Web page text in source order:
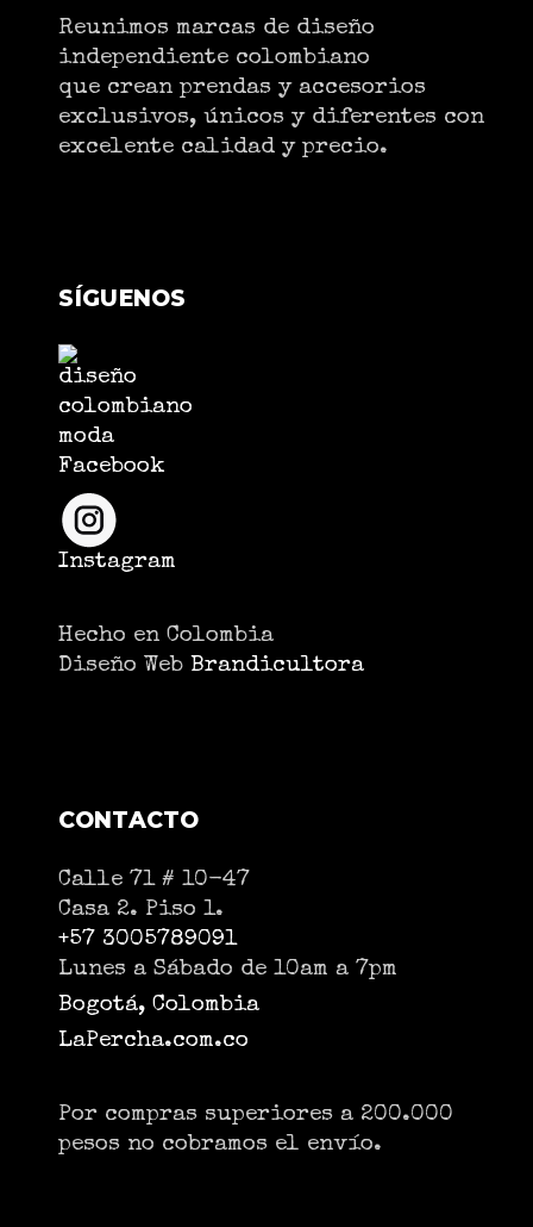
Reunimos marcas de diseño
independiente colombiano
que crean prendas y accesorios
exclusivos, únicos y diferentes con
excelente calidad y precio.
SÍGUENOS
Facebook
Instagram
Hecho en Colombia
Diseño Web Brandicultora
CONTACTO
Calle 71 # 10-47
Casa 2. Piso 1.
+57 3005789091
Lunes a Sábado de 10am a 7pm
Bogotá, Colombia
LaPercha.com.co
Por compras superiores a 200.000
pesos no cobramos el envío.